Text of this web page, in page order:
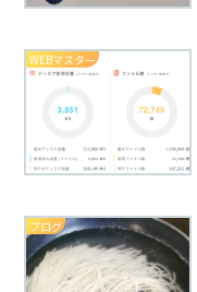
WEBマスター
ブログ